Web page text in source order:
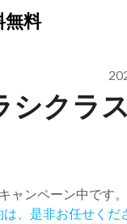
無料
シクラ
キャンペーン中です。
、是非お任せくだ